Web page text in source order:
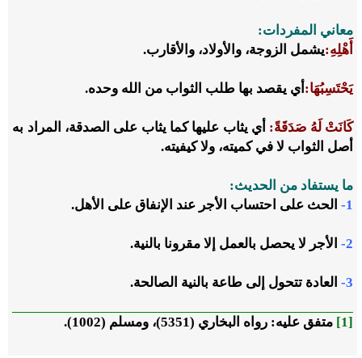
معاني المفردات:
أَهْلِهِ:يشمل الزوجة، والأولاد، والأقارب.
يَحْتَسِبُهَا: أي يقصد بها طلب الثواب من الله وحده.
كَانَتْ لَهُ صَدَقَةً: أي يثاب عليها كما يثاب على الصدقة، المراد به
أصل الثواب لا في كميته، ولا كيفيته.
ما يستفاد من الحديث:
1-
الحث على احتساب الأجر عند الإنفاق على الأهل.
2- الأجر لا يحصل بالعمل إلا مقرونا بالنية.
3- العادة تتحول إلى طاعة بالنية الصالحة.
[1] متفق عليه: رواه البخاري (5351)، ومسلم (1002).